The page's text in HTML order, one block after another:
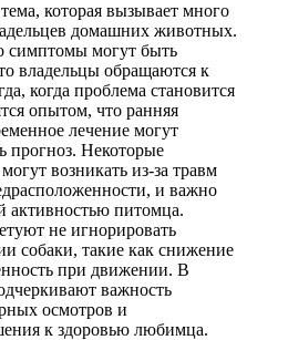
которая вызывает много
домашних животных.
симптомы могут быть
владельцы обращаются к
когда проблема становится
опытом, что ранняя
лечение могут
прогноз. Некоторые
возникать из-за травм
и важно
активностью питомца.
не игнорировать
собаки, такие как снижение
при движении. В
важность
осмотров и
к здоровью любимца.